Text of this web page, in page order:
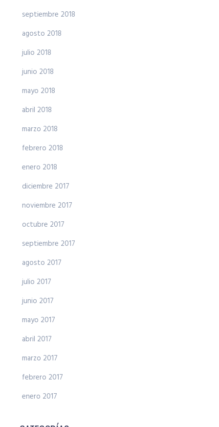
septiembre 2018
agosto 2018
julio 2018
junio 2018
mayo 2018
abril 2018
marzo 2018
febrero 2018
enero 2018
diciembre 2017
noviembre 2017
octubre 2017
septiembre 2017
agosto 2017
julio 2017
junio 2017
mayo 2017
abril 2017
marzo 2017
febrero 2017
enero 2017